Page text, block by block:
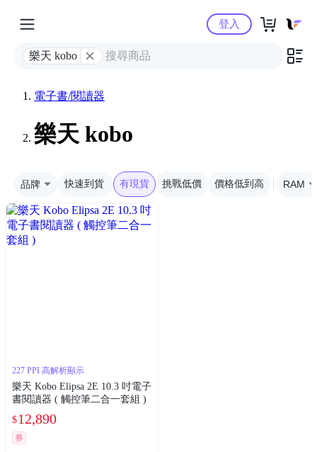
Yahoo購物中心
樂天 kobo
登入
電子書/閱讀器
樂天 kobo
品牌 快速到貨 有現貨 挑戰低價 價格低到高 RAM
227 PPI 高解析顯示
樂天 Kobo Elipsa 2E 10.3 吋電子
書閱讀器 ( 觸控筆二合一套組 )
$12,890
券